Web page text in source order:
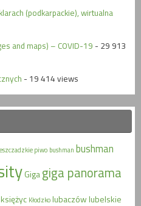
(podkarpackie), wirtualna
and maps) – COVID-19 - 29 913
- 19 414 views
piwo bushman bushman
Gigagiga panorama
księżyc Kłodzkolubaczówlubelskie